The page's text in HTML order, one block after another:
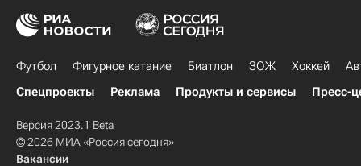
Футбол Фигурное катание Биатлон ЗОЖ Хоккей
Спецпроекты
Реклама Продукты и сервисы Пресс-
Версия 2023.1 Beta
© 2026 МИА «Россия сегодня»
Вакансии